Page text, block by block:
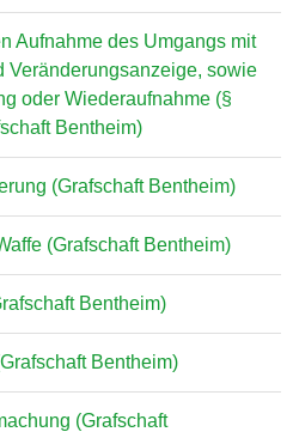
Aufnahme des Umgangs mit
Veränderungsanzeige, sowie
oder Wiederaufnahme (§
Bentheim)
(Grafschaft Bentheim)
(Grafschaft Bentheim)
Bentheim)
Bentheim)
(Grafschaft